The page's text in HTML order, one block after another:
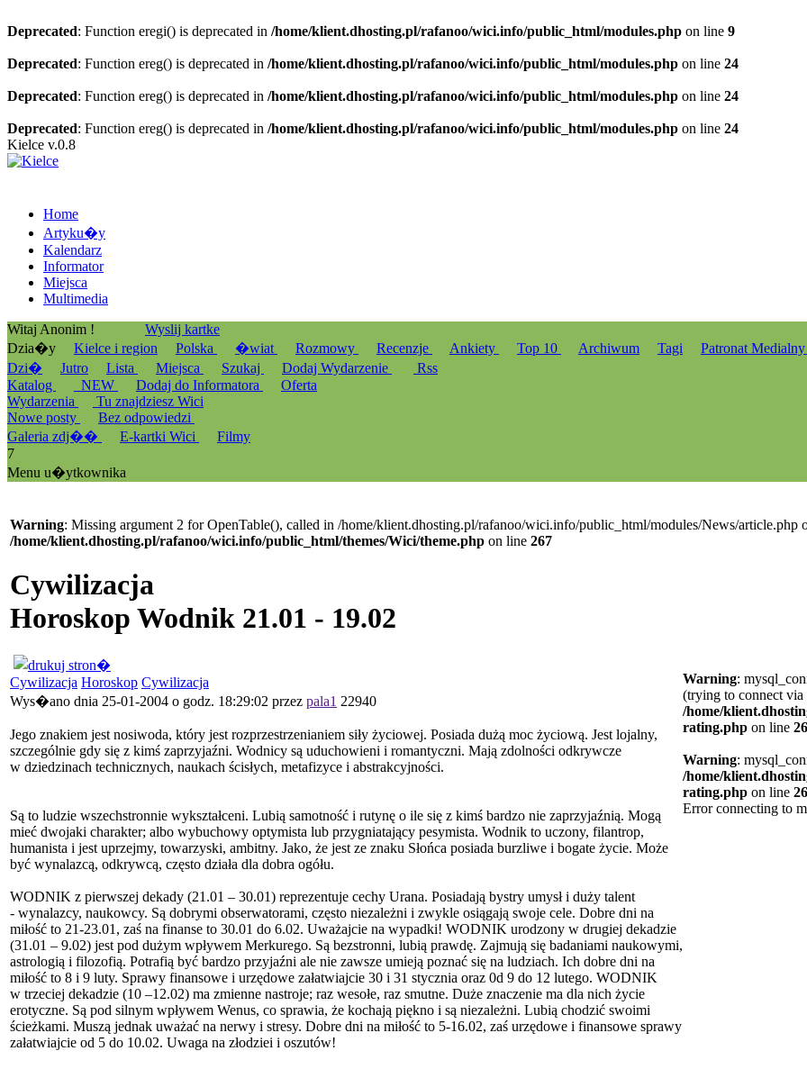
Deprecated: Function eregi() is deprecated in /home/klient.dhosting.pl/rafanoo/wici.info/public_html/modules.php on line 9
Deprecated: Function ereg() is deprecated in /home/klient.dhosting.pl/rafanoo/wici.info/public_html/modules.php on line 24
Deprecated: Function ereg() is deprecated in /home/klient.dhosting.pl/rafanoo/wici.info/public_html/modules.php on line 24
Deprecated: Function ereg() is deprecated in /home/klient.dhosting.pl/rafanoo/wici.info/public_html/modules.php on line 24
Kielce v.0.8
Home
Artyku�y
Kalendarz
Informator
Miejsca
Multimedia
Witaj Anonim !
Wyslij kartke
Dzia�y
Kielce i region Polska �wiat Rozmowy Recenzje Ankiety Top 10 Archiwum Tagi
Patronat
Dzi�
Jutro Lista Miejsca Szukaj Dodaj Wydarzenie
Rss
Katalog
_NEW Dodaj do Informatora
Oferta
Wydarzenia
Tu znajdziesz Wici
Nowe posty
Bez odpowiedzi
Galeria zdj��
E-kartki Wici
Filmy
7
Menu u�ytkownika
Warning: Missing argument 2 for OpenTable(), called in /home/klient.dhosting.pl/rafanoo/wici.info/public_html/modules/News/article.php
/home/klient.dhosting.pl/rafanoo/wici.info/public_html/themes/Wici/theme.php on line 267
Cywilizacja
Horoskop Wodnik 21.01 - 19.02
Cywilizacja Horoskop Cywilizacja
Wys�ano dnia 25-01-2004 o godz. 18:29:02 przez pala1 22940
Jego znakiem jest nosiwoda, który jest rozprzestrzenianiem siły życiowej. Posiada dużą moc życiową. Jest lojalny,
szczególnie gdy się z kimś zaprzyjaźni. Wodnicy są uduchowieni i romantyczni. Mają zdolności odkrywcze
w dziedzinach technicznych, naukach ścisłych, metafizyce i abstrakcyjności.
Są to ludzie wszechstronnie wykształceni. Lubią samotność i rutynę o ile się z kimś bardzo nie zaprzyjaźnią. Mogą
mieć dwojaki charakter; albo wybuchowy optymista lub przygniatający pesymista. Wodnik to uczony, filantrop,
humanista i jest uprzejmy, towarzyski, ambitny. Jako, że jest ze znaku Słońca posiada burzliwe i bogate życie. Może
być wynalazcą, odkrywcą, często działa dla dobra ogółu.
WODNIK z pierwszej dekady (21.01 – 30.01) reprezentuje cechy Urana. Posiadają bystry umysł i duży talent
- wynalazcy, naukowcy. Są dobrymi obserwatorami, często niezależni i zwykle osiągają swoje cele. Dobre dni na
miłość to 21-23.01, zaś na finanse to 30.01 do 6.02. Uważajcie na wypadki! WODNIK urodzony w drugiej dekadzie
(31.01 – 9.02) jest pod dużym wpływem Merkurego. Są bezstronni, lubią prawdę. Zajmują się badaniami naukowymi,
astrologią i filozofią. Potrafią być bardzo przyjaźni ale nie zawsze umieją poznać się na ludziach. Ich dobre dni na
miłość to 8 i 9 luty. Sprawy finansowe i urzędowe załatwiajcie 30 i 31 stycznia oraz 0d 9 do 12 lutego. WODNIK
w trzeciej dekadzie (10 –12.02) ma zmienne nastroje; raz wesołe, raz smutne. Duże znaczenie ma dla nich życie
erotyczne. Są pod silnym wpływem Wenus, co sprawia, że kochają piękno i są niezależni. Lubią chodzić swoimi
ścieżkami. Muszą jednak uważać na nerwy i stresy. Dobre dni na miłość to 5-16.02, zaś urzędowe i finansowe sprawy
załatwiajcie od 5 do 10.02. Uwaga na złodziei i oszutów!
Warning:
(trying to connect
/home/
rating.php on line 26
Warning:
/home/
rating.php on line 26
Error connecting to